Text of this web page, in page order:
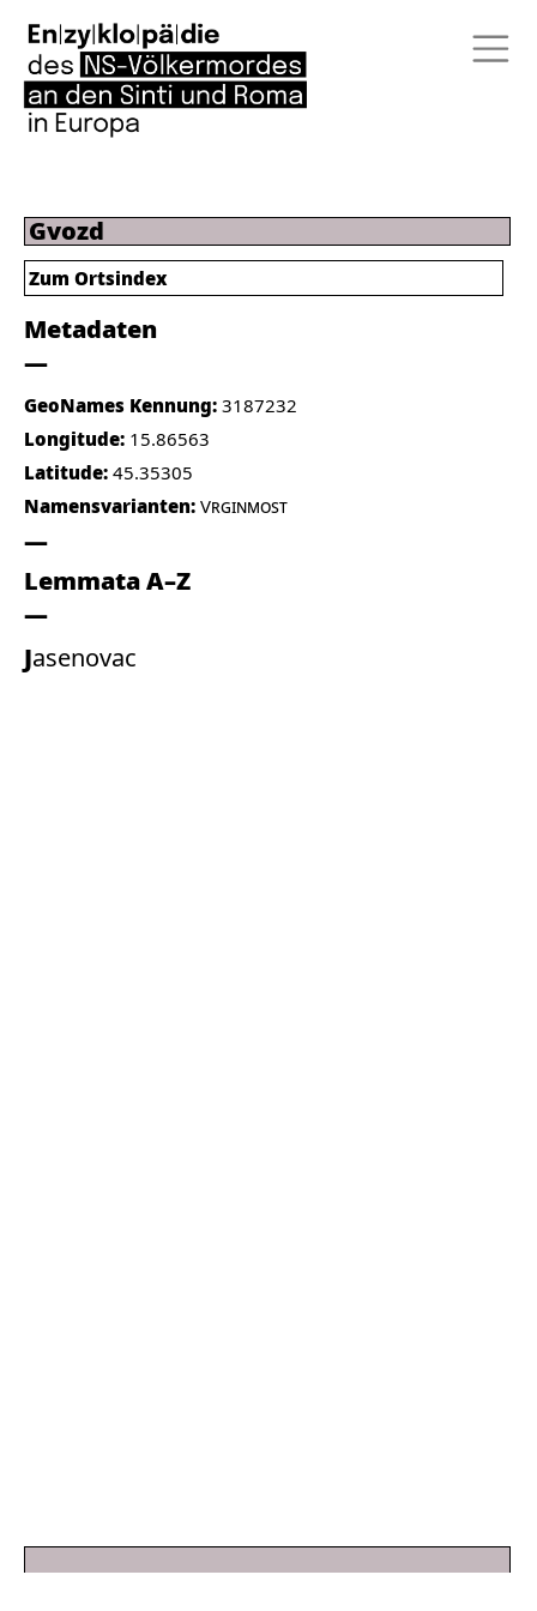
Gvozd
Metadaten
GeoNames Kennung: 3187232
Longitude: 15.86563
Latitude: 45.35305
Namensvarianten: Vrginmost
Lemmata A–Z
Jasenovac
Zum Ortsindex